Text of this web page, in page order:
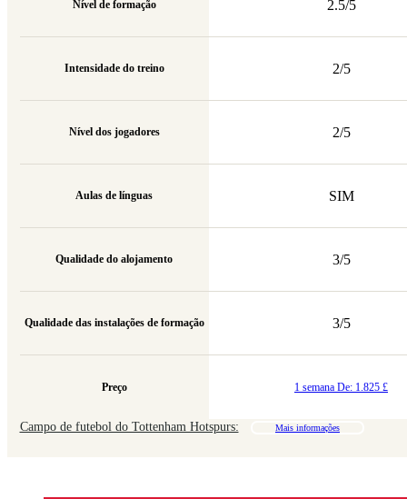
Nível de formação
Intensidade do treino
Nível dos jogadores
Aulas de línguas
Qualidade do alojamento
Qualidade das instalações de formação
Preço
2.5/5
2/5
2/5
SIM
3/5
3/5
1 semana De: 1.825 £
Campo de futebol do Tottenham Hotspurs: Mais informações